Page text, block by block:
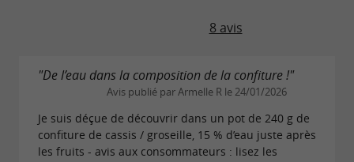
Un parcours récompensé
L'excellence des produits a été reconnue au fil
des ans par de nombreux prix. LesConfitures
8 avis
"De l’eau dans la composition de la confiture !"
Avis publié par Armelle R le 24/01/2026
Je suis déçue de découvrir dans un pot de 240 g de
confiture de cassis / groseille, 15 % d’eau juste après
les fruits - avis aux consommateurs : lisez les